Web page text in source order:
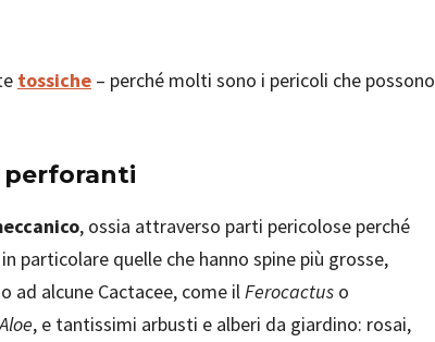
tossiche – perché molti sono i pericoli che possono
perforanti
, ossia attraverso parti pericolose perché
in particolare quelle che hanno spine più grosse,
ad alcune Cactacee, come ilFerocactus o
Aloe, e tantissimi arbusti e alberi da giardino: rosai,